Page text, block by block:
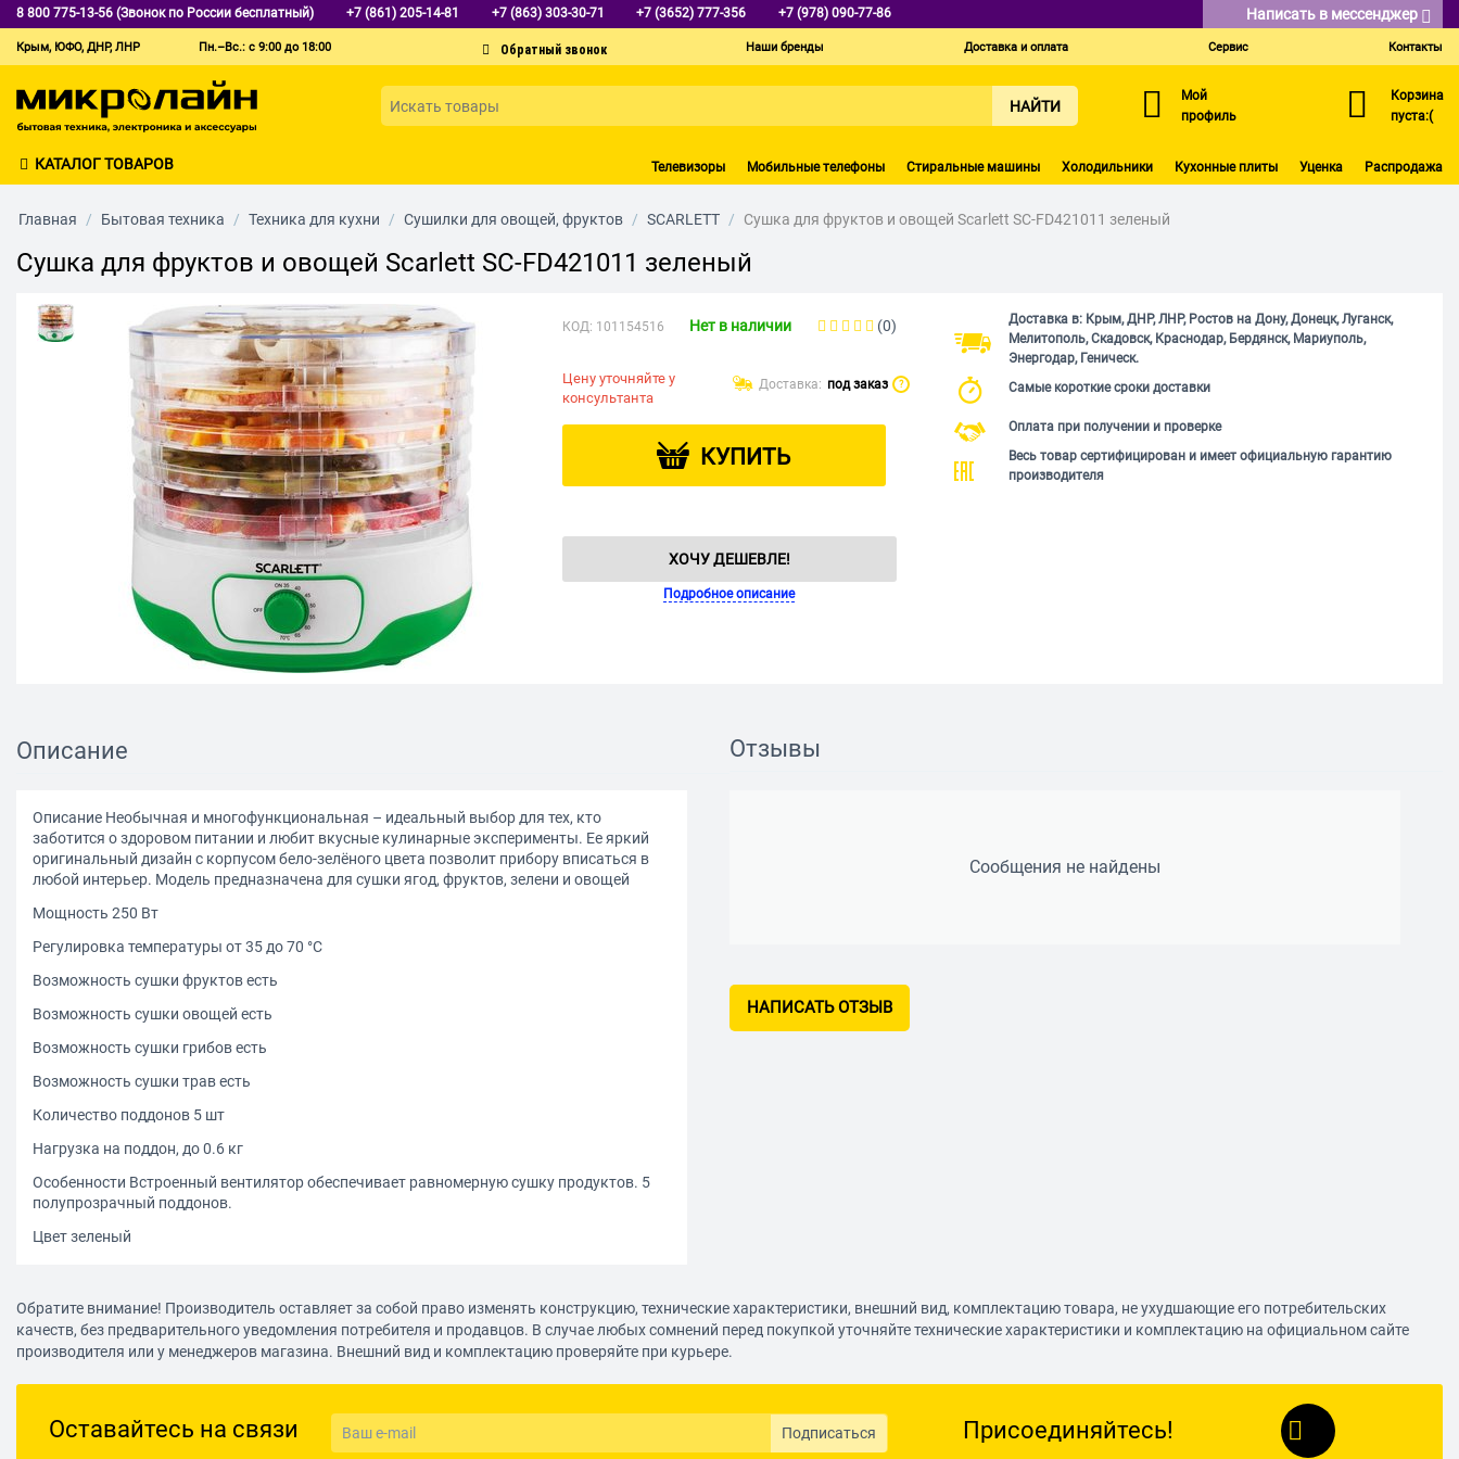
8 800 775-13-56 (Звонок по России бесплатный) +7 (861) 205-14-81 +7 (863) 303-30-71 +7 (3652) 777-356 +7 (978) 090-77-86 Написать в мессенджер
Крым, ЮФО, ДНР, ЛНР Пн.–Вс.: с 9:00 до 18:00 Наши бренды Доставка и оплата Сервис Контакты
НАЙТИ
Мой
профиль
Корзина
пуста:(
КАТАЛОГ ТОВАРОВ Телевизоры Мобильные телефоны Стиральные машины Холодильники Кухонные плиты Уценка Распродажа
Главная / Бытовая техника / Техника для кухни / Сушилки для овощей, фруктов / SCARLETT / Сушка для фруктов и овощей Scarlett SC-FD421011 зеленый
Сушка для фруктов и овощей Scarlett SC-FD421011 зеленый
КОД: 101154516 Нет в наличии (0)
Цену уточняйте у
консультанта
Доставка: под заказ ?
КУПИТЬ
ХОЧУ ДЕШЕВЛЕ!
Подробное описание
Доставка в: Крым, ДНР, ЛНР, Ростов на Дону, Донецк, Луганск,
Мелитополь, Скадовск, Краснодар, Бердянск, Мариуполь,
Энергодар, Геническ.
Самые короткие сроки доставки
Оплата при получении и проверке
Весь товар сертифицирован и имеет официальную гарантию
производителя
Описание
Описание Необычная и многофункциональная – идеальный выбор для тех, кто
заботится о здоровом питании и любит вкусные кулинарные эксперименты. Ее яркий
оригинальный дизайн с корпусом бело-зелёного цвета позволит прибору вписаться в
любой интерьер. Модель предназначена для сушки ягод, фруктов, зелени и овощей
Мощность 250 Вт
Регулировка температуры от 35 до 70 °С
Возможность сушки фруктов есть
Возможность сушки овощей есть
Возможность сушки грибов есть
Возможность сушки трав есть
Количество поддонов 5 шт
Нагрузка на поддон, до 0.6 кг
Особенности Встроенный вентилятор обеспечивает равномерную сушку продуктов. 5
полупрозрачный поддонов.
Цвет зеленый
Отзывы
Сообщения не найдены
НАПИСАТЬ ОТЗЫВ
Обратите внимание! Производитель оставляет за собой право изменять конструкцию, технические характеристики, внешний вид, комплектацию товара, не ухудшающие его потребительских
качеств, без предварительного уведомления потребителя и продавцов. В случае любых сомнений перед покупкой уточняйте технические характеристики и комплектацию на официальном сайте
производителя или у менеджеров магазина. Внешний вид и комплектацию проверяйте при курьере.
Оставайтесь на связи Подписаться Присоединяйтесь!